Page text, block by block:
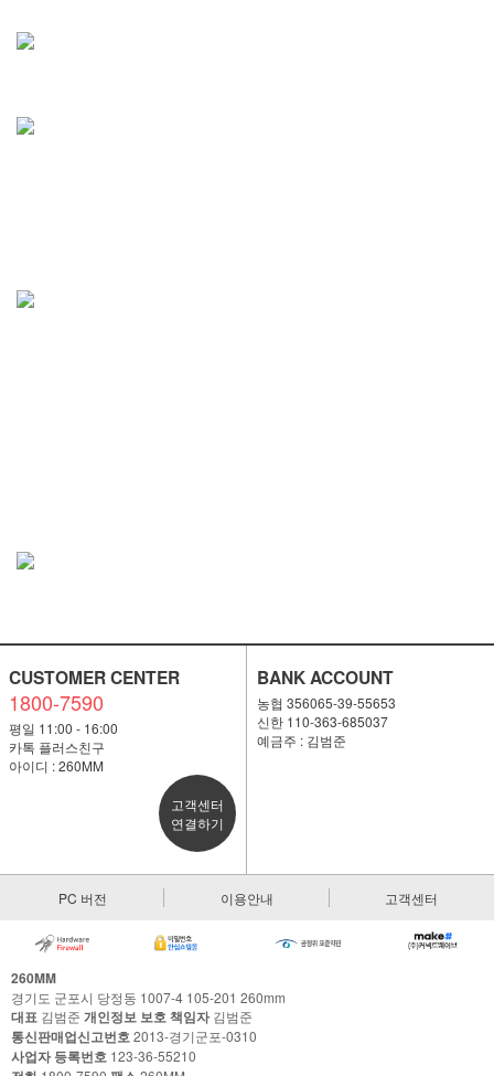
CUSTOMER CENTER
1800-7590
평일 11:00 - 16:00
카톡 플러스친구
아이디 : 260MM
고객센터
연결하기
BANK ACCOUNT
농협 356065-39-55653
신한 110-363-685037
예금주 : 김범준
PC 버전 이용안내 고객센터
260MM
경기도 군포시 당정동 1007-4 105-201 260mm
대표 김범준 개인정보 보호 책임자김범준
통신판매업신고번호2013-경기군포-0310
사업자 등록번호 123-36-55210